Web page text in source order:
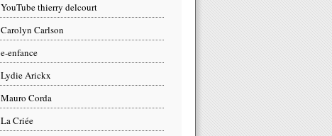
YouTube thierry delcourt
Carolyn Carlson
e-enfance
Lydie Arickx
Mauro Corda
La Criée